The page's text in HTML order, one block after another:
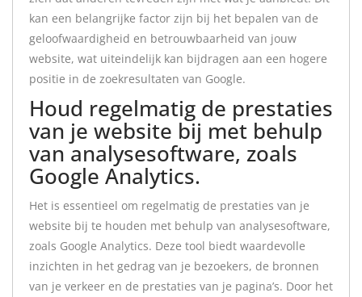
kan een belangrijke factor zijn bij het bepalen van de
geloofwaardigheid en betrouwbaarheid van jouw
website, wat uiteindelijk kan bijdragen aan een hogere
positie in de zoekresultaten van Google.
Houd regelmatig de prestaties
van je website bij met behulp
van analysesoftware, zoals
Google Analytics.
Het is essentieel om regelmatig de prestaties van je
website bij te houden met behulp van analysesoftware,
zoals Google Analytics. Deze tool biedt waardevolle
inzichten in het gedrag van je bezoekers, de bronnen
van je verkeer en de prestaties van je pagina’s. Door het